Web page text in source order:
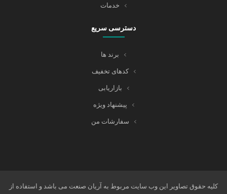
خدمات
دسترسی سریع
برند ها
کدهای تخفیف
بازاریابی
پیشنهاد ویژه
سفارشات من
کلیه حقوق تصاویر این وب سایت مربوط به آریان صنعت می باشد و استفاده از